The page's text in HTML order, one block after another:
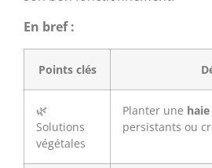
En bref :
Points clés
🌿
Solutions
végétales
Planter une
persistants ou